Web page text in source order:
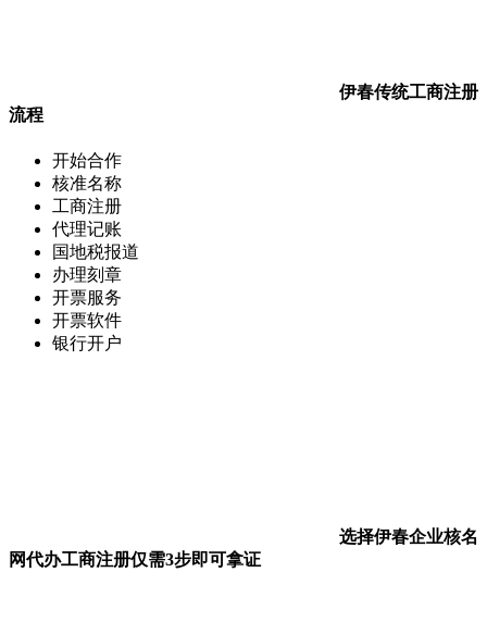
伊春传统工商注册
流程
开始合作
核准名称
工商注册
代理记账
国地税报道
办理刻章
开票服务
开票软件
银行开户
选择伊春企业核名
网代办工商注册仅需3步即可拿证